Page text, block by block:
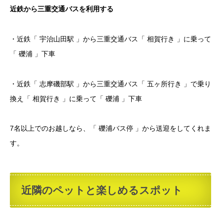
近鉄から三重交通バスを利用する
・近鉄「 宇治山田駅 」から三重交通バス「 相賀行き 」に乗って
「 礫浦 」下車
・近鉄「 志摩磯部駅 」から三重交通バス「 五ヶ所行き 」で乗り
換え「 相賀行き 」に乗って「 礫浦 」下車
7名以上でのお越しなら、「 礫浦バス停 」から送迎をしてくれま
す。
近隣のペットと楽しめるスポット